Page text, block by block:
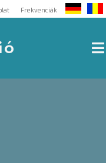
Frekvenciák